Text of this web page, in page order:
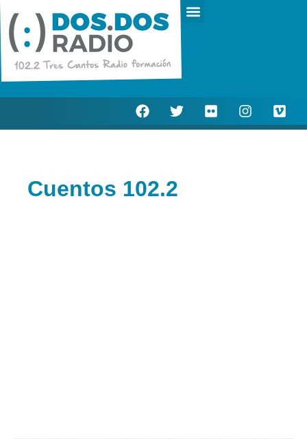
Cuentos 102.2